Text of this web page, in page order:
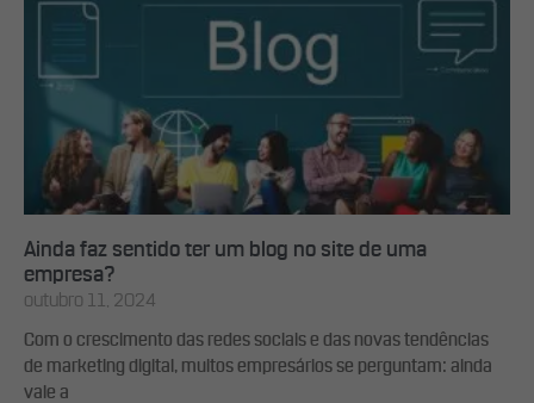
Ainda faz sentido ter um blog no site de uma
empresa?
outubro 11, 2024
Com o crescimento das redes sociais e das novas tendências
de marketing digital, muitos empresários se perguntam: ainda
vale a